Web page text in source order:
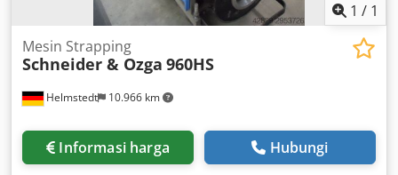
1 / 1
Helmstedt 10.966 km
Mesin Strapping
Schneider & Ozga 960HS
Informasi harga Hubungi